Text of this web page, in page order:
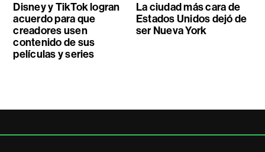
Disney y TikTok logran
acuerdo para que
creadores usen
contenido de sus
películas y series
La ciudad más cara de
Estados Unidos dejó de
ser Nueva York